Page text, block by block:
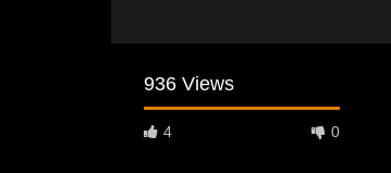
936 Views
4 0